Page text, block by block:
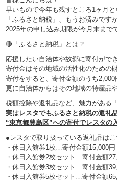
早いもので今年も残すところ1ヶ月と
「ふるさと納税」、もうお済みです
2025年の申し込み期限が今月末まで
🔴「ふるさと納税」とは？
応援したい自治体や故郷に寄付がで
寄付金はその地域の活性化のための
寄付をすると、寄付金額のうち
更に自治体からはその地域の特産品
税額控除や返礼品など、魅力がある
実はレスタでもふるさと納税の返礼
“東京都豊島区”への寄付でレスタの
●レスタで取り扱っている返礼品はこ
・休日入館券1枚…寄付金額15,000円
・休日入館券2枚セット…寄付金額
・休日入館券3枚セット…寄付金額
・休日入館券5枚セット…寄付金額